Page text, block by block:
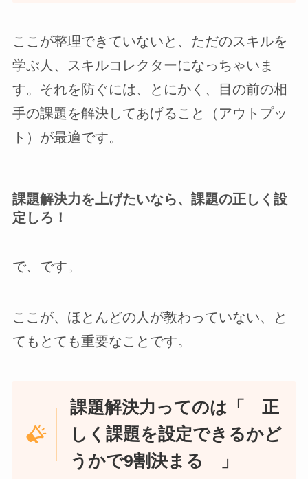
ここが整理できていないと、ただのスキルを
学ぶ人、スキルコレクターになっちゃいま
す。それを防ぐには、とにかく、目の前の相
手の課題を解決してあげること（アウトプッ
ト）が最適です。
課題解決力を上げたいなら、課題の正しく設
定しろ！
で、です。
ここが、ほとんどの人が教わっていない、と
てもとても重要なことです。
課題解決力ってのは「 正
しく課題を設定できるかど
うかで9割決まる 」